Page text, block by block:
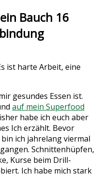
Bauch 16
gesundes Essen ist.
auf mein Superfood
habe ich euch aber
Ich erzählt. Bevor
ich jahrelang viermal
Schnittenhüpfen,
Kurse beim Drill-
Ich habe mich stark